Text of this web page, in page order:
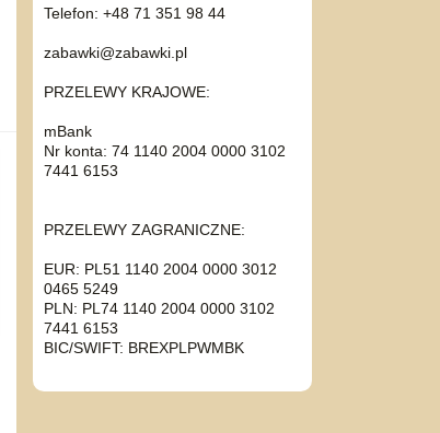
Telefon: +48 71 351 98 44
zabawki@zabawki.pl
PRZELEWY KRAJOWE:
mBank
Nr konta: 74 1140 2004 0000 3102
7441 6153
PRZELEWY ZAGRANICZNE:
EUR: PL51 1140 2004 0000 3012
0465 5249
PLN: PL74 1140 2004 0000 3102
7441 6153
BIC/SWIFT: BREXPLPWMBK